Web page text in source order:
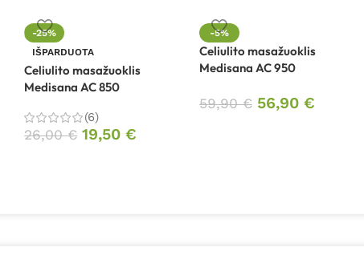
-25%
IŠPARDUOTA
Celiulito masažuoklis
Medisana AC 850
(6)
26,00€ 19,50€
-5%
Celiulito masažuoklis
Medisana AC 950
59,90€ 56,90 €